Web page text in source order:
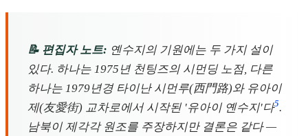
📝 편집자 노트: 옌수지의 기원에는 두 가지 설이
있다. 하나는 1975년 천팅즈의 시먼딩 노점, 다른
하나는 1979년경 타이난 시먼루(西門路)와 유아이
제(友愛街) 교차로에서 시작된 '유아이 옌수지'다5.
남북이 제각각 원조를 주장하지만 결론은 같다 —